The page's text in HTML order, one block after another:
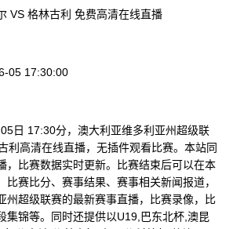
VS 格林古利 免费高清在线直播
05 17:30:00
日 17:30分，澳大利亚维多利亚州超级联
利高清在线直播，无插件观看比赛。本站同
，比赛数据实时更新。比赛结束后可以在本
比赛比分、赛事结果、赛事相关新闻报道，
州超级联赛的最新赛事直播，比赛录像，比
集锦等。同时还提供以U19,巴东北杯,澳昆